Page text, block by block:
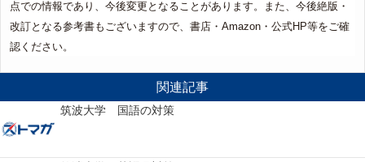
点での情報であり、今後変更となることがあります。また、今後絶版・
改訂となる参考書もございますので、書店・Amazon・公式HP等をご確
認ください。
関連記事
筑波大学 国語の対策